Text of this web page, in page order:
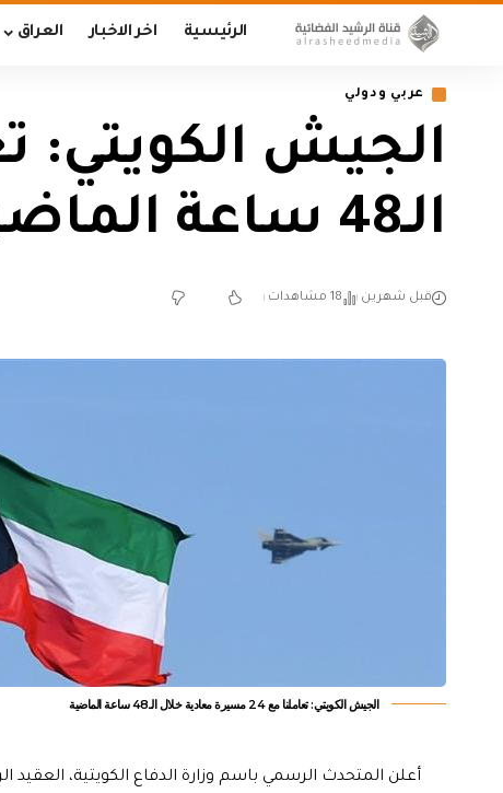
الرئيسية اخر الاخبار العراق
عربي ودولي
الـ48 ساعة الماضية
قبل شهرين 18 مشاهدات
الجيش الكويتي: تعاملنا مع 24 مسيرة معادية خلال الـ48 ساعة الماضية
أعلن المتحدث الرسمي باسم وزارة الدفاع الكويتية،